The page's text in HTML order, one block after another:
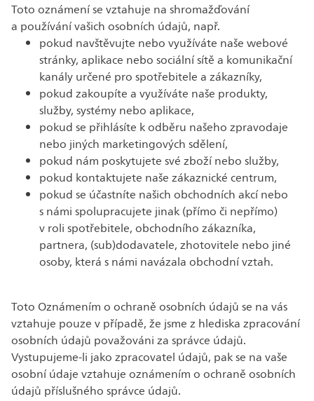
Toto oznámení se vztahuje na shromažďování
a používání vašich osobních údajů, např.
pokud navštěvujte nebo využíváte naše webové
stránky, aplikace nebo sociální sítě a komunikační
kanály určené pro spotřebitele a zákazníky,
pokud zakoupíte a využíváte naše produkty,
služby, systémy nebo aplikace,
pokud se přihlásíte k odběru našeho zpravodaje
nebo jiných marketingových sdělení,
pokud nám poskytujete své zboží nebo služby,
pokud kontaktujete naše zákaznické centrum,
pokud se účastníte našich obchodních akcí nebo
s námi spolupracujete jinak (přímo či nepřímo)
v roli spotřebitele, obchodního zákazníka,
partnera, (sub)dodavatele, zhotovitele nebo jiné
osoby, která s námi navázala obchodní vztah.
Toto Oznámením o ochraně osobních údajů se na vás
vztahuje pouze v případě, že jsme z hlediska zpracování
osobních údajů považováni za správce údajů.
Vystupujeme-li jako zpracovatel údajů, pak se na vaše
osobní údaje vztahuje oznámením o ochraně osobních
údajů příslušného správce údajů.